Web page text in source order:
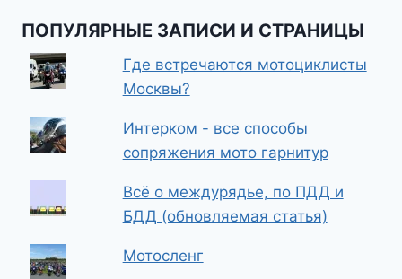
ПОПУЛЯРНЫЕ ЗАПИСИ И СТРАНИЦЫ
Где встречаются мотоциклисты
Москвы?
Интерком - все способы
сопряжения мото гарнитур
Всё о междурядье, по ПДД и
БДД (обновляемая статья)
Мотосленг